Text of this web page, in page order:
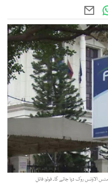
الاؤنس روک دیا جائے گا۔ فوٹو: فائل